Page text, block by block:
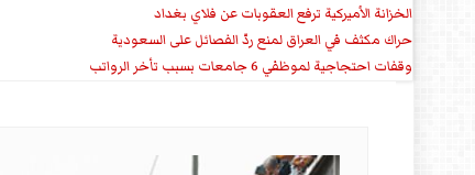
الخزانة الأميركية ترفع العقوبات عن فلاي بغداد
حراك مكثف في العراق لمنع ردّ الفصائل على السعودية
وقفات احتجاجية لموظفي 6 جامعات بسبب تأخر الرواتب